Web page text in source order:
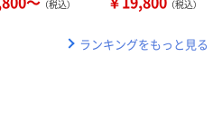
（税込） （税込）
ランキングをもっと見る